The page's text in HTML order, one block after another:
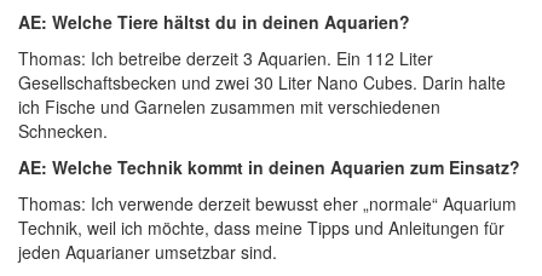
AE: Welche Tiere hältst du in deinen Aquarien?
Thomas: Ich betreibe derzeit 3 Aquarien. Ein 112 Liter
Gesellschaftsbecken und zwei 30 Liter Nano Cubes. Darin halte
ich Fische und Garnelen zusammen mit verschiedenen
Schnecken.
AE: Welche Technik kommt in deinen Aquarien zum Einsatz?
Thomas: Ich verwende derzeit bewusst eher „normale“ Aquarium
Technik, weil ich möchte, dass meine Tipps und Anleitungen für
jeden Aquarianer umsetzbar sind.